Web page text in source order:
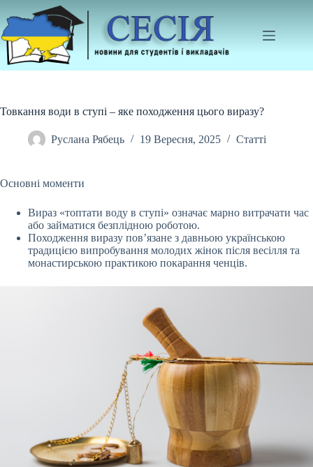
до
вмісту
Товкання води в ступі – яке походження цього виразу?
Руслана Рябець 19 Вересня, 2025 Статті
Основні моменти
Вираз «топтати воду в ступі» означає марно витрачати час
або займатися безплідною роботою.
Походження виразу пов’язане з давньою українською
традицією випробування молодих жінок після весілля та
монастирською практикою покарання ченців.